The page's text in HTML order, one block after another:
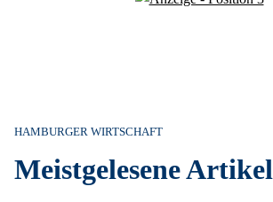
HAMBURGER WIRTSCHAFT
Meistgelesene Artikel